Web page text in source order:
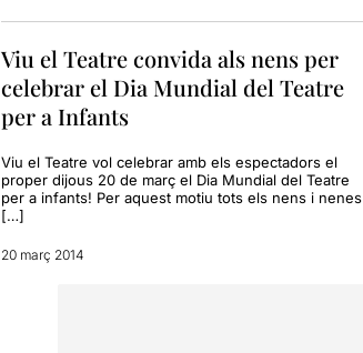
Viu el Teatre convida als nens per
celebrar el Dia Mundial del Teatre
per a Infants
Viu el Teatre vol celebrar amb els espectadors el
proper dijous 20 de març el Dia Mundial del Teatre
per a infants! Per aquest motiu tots els nens i nenes
[…]
20 març 2014